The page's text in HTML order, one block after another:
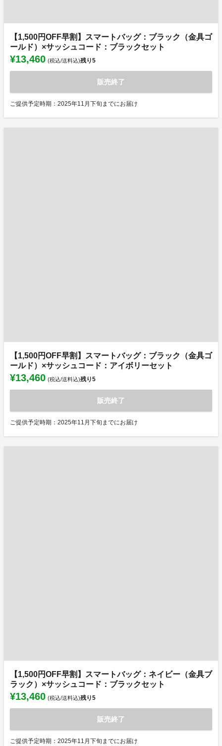
【1,500円OFF早割】スマートバッグ：ブラック（金具ゴ
ールド）×サッシュコード：ブラックセット
¥13,460 (税込/送料込)残り5
販売終了
ご提供予定時期：2025年11月下旬までにお届け
【1,500円OFF早割】スマートバッグ：ブラック（金具ゴ
ールド）×サッシュコード：アイボリーセット
¥13,460 (税込/送料込)残り5
販売終了
ご提供予定時期：2025年11月下旬までにお届け
【1,500円OFF早割】スマートバッグ：ネイビー（金具ブ
ラック）×サッシュコード：ブラックセット
¥13,460 (税込/送料込)残り5
販売終了
ご提供予定時期：2025年11月下旬までにお届け